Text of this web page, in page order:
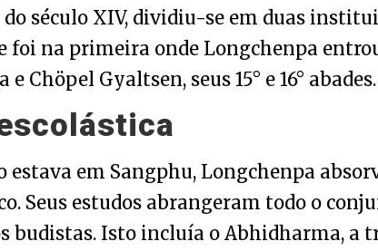
século XIV, dividiu-se em duas
foi na primeira onde Longchenpa
e Chöpel Gyaltsen, seus 15° e 16° abades.
estava em Sangphu, Longchenpa
Seus estudos abrangeram todo o
budistas. Isto incluía o Abhidharma, a